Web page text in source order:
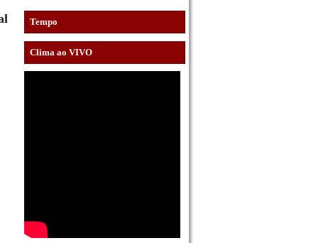
Tempo
Clima ao VIVO